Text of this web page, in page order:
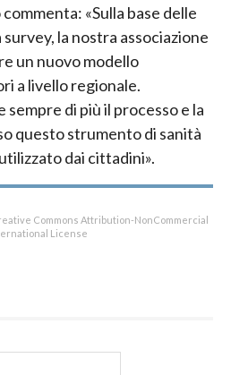
«Sulla base delle
la nostra associazione
un nuovo modello
a livello regionale.
sempre di più il processo e la
questo strumento di sanità
dai cittadini».
Commons Attribution-NonCommercial
License